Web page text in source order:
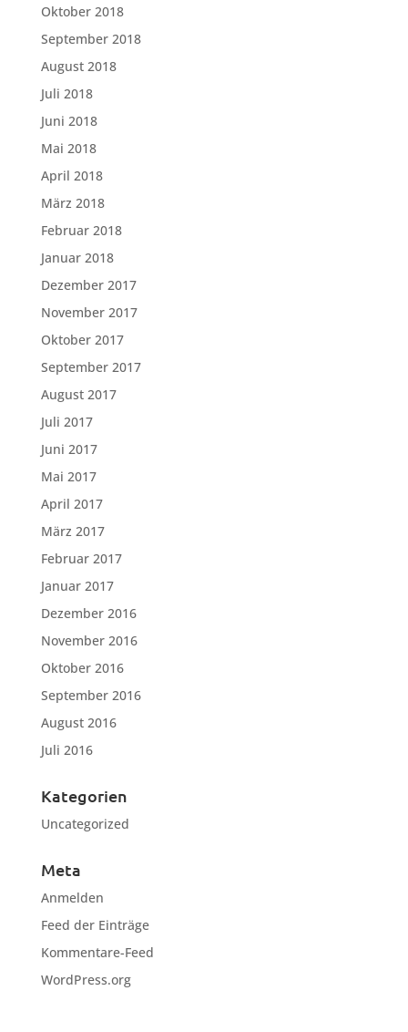
Oktober 2018
September 2018
August 2018
Juli 2018
Juni 2018
Mai 2018
April 2018
März 2018
Februar 2018
Januar 2018
Dezember 2017
November 2017
Oktober 2017
September 2017
August 2017
Juli 2017
Juni 2017
Mai 2017
April 2017
März 2017
Februar 2017
Januar 2017
Dezember 2016
November 2016
Oktober 2016
September 2016
August 2016
Juli 2016
Kategorien
Uncategorized
Meta
Anmelden
Feed der Einträge
Kommentare-Feed
WordPress.org